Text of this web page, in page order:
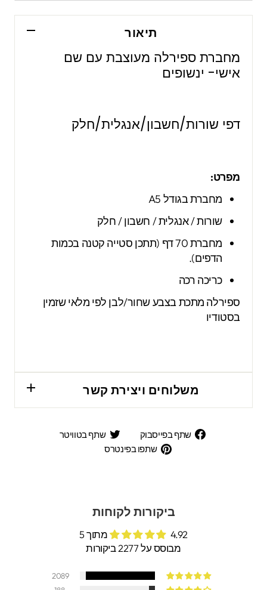
תיאור
מחברת ספירלה מעוצבת עם שם
אישי- ינשופים
דפי שורות/חשבון/אנגלית/חלק
מפרט:
מחברת בגודל A5
שורות / אנגלית / חשבון / חלק
מחברת 70 דף (תתכן סטייה קטנה בכמות
הדפים).
כריכה רכה
ספירלה מתכת בצבע שחור/לבן לפי מלאי שזמין
בסטודיו
משלוחים ויצירת קשר
שתף בפייסבוק
שתף
בפייסבוק
שתף בטוויטר
שתפו בפינטרס
ביקורות לקוחות
4.92 מתוך 5
מבוסס על 2277 ביקורות
2089